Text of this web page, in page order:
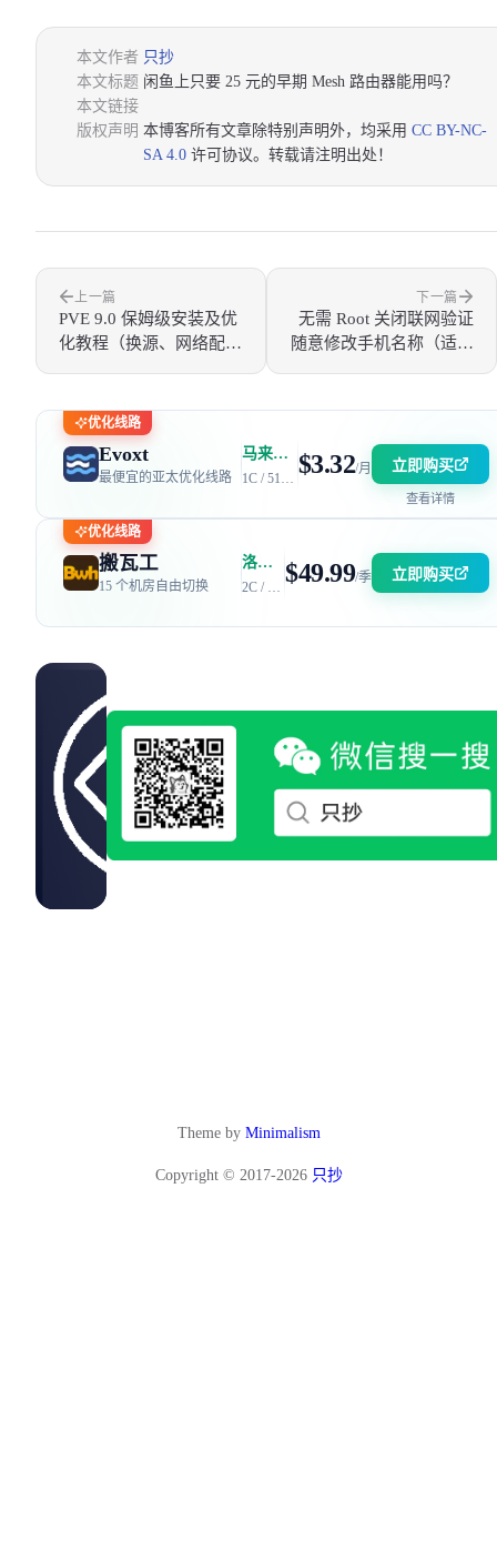
本文作者 只抄
本文标题 闲鱼上只要 25 元的早期 Mesh 路由器能用吗？
本文链接
版权声明 本博客所有文章除特别声明外，均采用 CC BY-NC-
SA 4.0 许可协议。转载请注明出处！
上一篇
PVE 9.0 保姆级安装及优
化教程（换源、网络配
下一篇
无需 Root 关闭联网验证
随意修改手机名称（适用
优化线路
Evoxt
最便宜的亚太优化线路
马来西亚 | 电信 GIA + 联通 9929 | 优惠码：AFF2377-DEV $3.32/月 立即购买
查看详情
优化线路
搬瓦工
15 个机房自由切换
洛杉矶 DC6 机房 | 电信 / 联通 CN2 GIA + 移动 CMIN2 $49.99/季 立即购买
Theme by Minimalism
Copyright © 2017-2026 只抄